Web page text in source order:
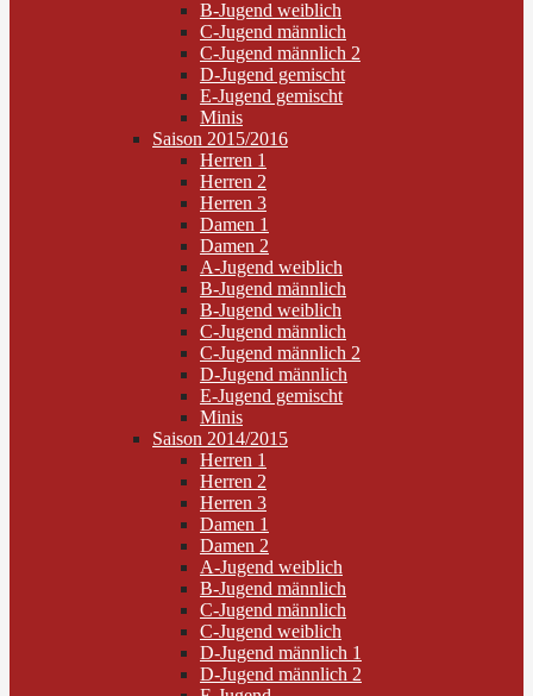
B-Jugend weiblich
C-Jugend männlich
C-Jugend männlich 2
D-Jugend gemischt
E-Jugend gemischt
Minis
Saison 2015/2016
Herren 1
Herren 2
Herren 3
Damen 1
Damen 2
A-Jugend weiblich
B-Jugend männlich
B-Jugend weiblich
C-Jugend männlich
C-Jugend männlich 2
D-Jugend männlich
E-Jugend gemischt
Minis
Saison 2014/2015
Herren 1
Herren 2
Herren 3
Damen 1
Damen 2
A-Jugend weiblich
B-Jugend männlich
C-Jugend männlich
C-Jugend weiblich
D-Jugend männlich 1
D-Jugend männlich 2